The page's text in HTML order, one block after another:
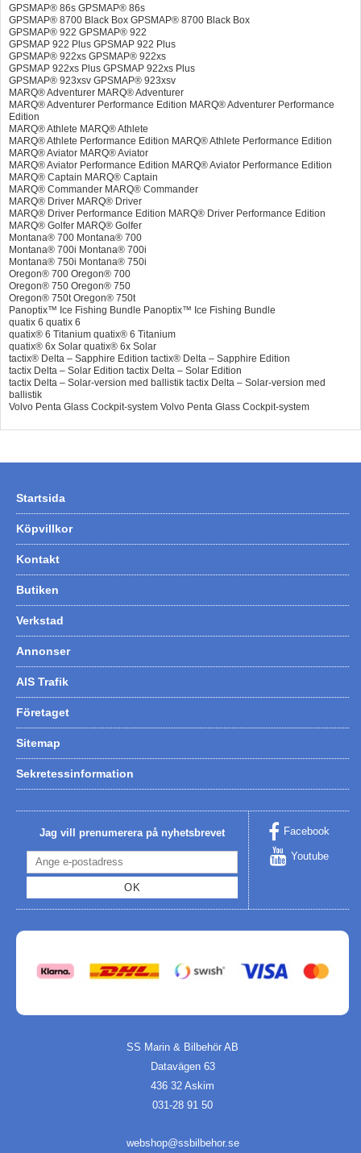
GPSMAP® 86s GPSMAP® 86s
GPSMAP® 8700 Black Box GPSMAP® 8700 Black Box
GPSMAP® 922 GPSMAP® 922
GPSMAP 922 Plus GPSMAP 922 Plus
GPSMAP® 922xs GPSMAP® 922xs
GPSMAP 922xs Plus GPSMAP 922xs Plus
GPSMAP® 923xsv GPSMAP® 923xsv
MARQ® Adventurer MARQ® Adventurer
MARQ® Adventurer Performance Edition MARQ® Adventurer Performance
Edition
MARQ® Athlete MARQ® Athlete
MARQ® Athlete Performance Edition MARQ® Athlete Performance Edition
MARQ® Aviator MARQ® Aviator
MARQ® Aviator Performance Edition MARQ® Aviator Performance Edition
MARQ® Captain MARQ® Captain
MARQ® Commander MARQ® Commander
MARQ® Driver MARQ® Driver
MARQ® Driver Performance Edition MARQ® Driver Performance Edition
MARQ® Golfer MARQ® Golfer
Montana® 700 Montana® 700
Montana® 700i Montana® 700i
Montana® 750i Montana® 750i
Oregon® 700 Oregon® 700
Oregon® 750 Oregon® 750
Oregon® 750t Oregon® 750t
Panoptix™ Ice Fishing Bundle Panoptix™ Ice Fishing Bundle
quatix 6 quatix 6
quatix® 6 Titanium quatix® 6 Titanium
quatix® 6x Solar quatix® 6x Solar
tactix® Delta – Sapphire Edition tactix® Delta – Sapphire Edition
tactix Delta – Solar Edition tactix Delta – Solar Edition
tactix Delta – Solar-version med ballistik tactix Delta – Solar-version med
ballistik
Volvo Penta Glass Cockpit-system Volvo Penta Glass Cockpit-system
Startsida
Köpvillkor
Kontakt
Butiken
Verkstad
Annonser
AIS Trafik
Företaget
Sitemap
Sekretessinformation
Jag vill prenumerera på nyhetsbrevet
OK
Facebook
Youtube
SS Marin & Bilbehör AB
Datavägen 63
436 32 Askim
031-28 91 50
webshop@ssbilbehor.se